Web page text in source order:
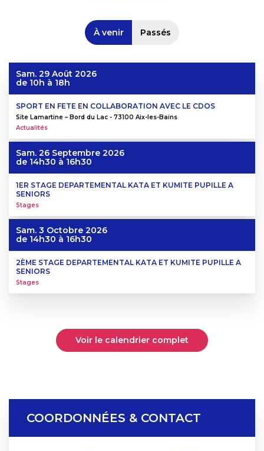
À venir Passés
Sam. 29 Août 2026
de 10h à 18h
SPORT EN FETE EN COLLABORATION AVEC LE CDOS
Site Lamartine – Bord du Lac - 73100 Aix-les-Bains
Actualités
Sam. 26 Septembre 2026
de 14h30 à 16h30
1ER STAGE DEPARTEMENTAL KATA ET KUMITE PUPILLE A
SENIORS
Stages
Sam. 3 Octobre 2026
de 14h30 à 16h30
2ÈME STAGE DEPARTEMENTAL KATA ET KUMITE PUPILLE A
SENIORS
Stages
Voir le calendrier complet
COORDONNÉES & CONTACT